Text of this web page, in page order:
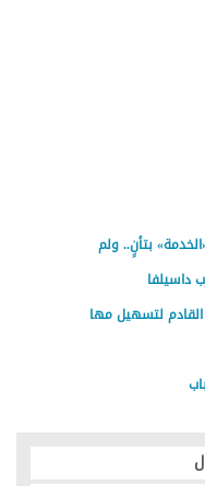
بتأنٍ.. ولم
داسيلفا
لتسهيل مها